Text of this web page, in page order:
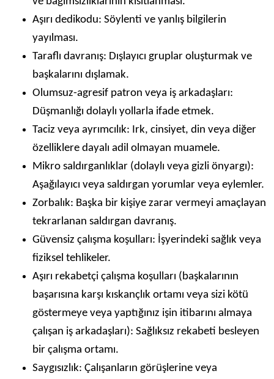
Aşırı dedikodu: Söylenti ve yanlış bilgilerin
yayılması.
Taraflı davranış: Dışlayıcı gruplar oluşturmak ve
başkalarını dışlamak.
Olumsuz-agresif patron veya iş arkadaşları:
Düşmanlığı dolaylı yollarla ifade etmek.
Taciz veya ayrımcılık: Irk, cinsiyet, din veya diğer
özelliklere dayalı adil olmayan muamele.
Mikro saldırganlıklar (dolaylı veya gizli önyargı):
Aşağılayıcı veya saldırgan yorumlar veya eylemler.
Zorbalık: Başka bir kişiye zarar vermeyi amaçlayan
tekrarlanan saldırgan davranış.
Güvensiz çalışma koşulları: İşyerindeki sağlık veya
fiziksel tehlikeler.
Aşırı rekabetçi çalışma koşulları (başkalarının
başarısına karşı kıskançlık ortamı veya sizi kötü
göstermeye veya yaptığınız işin itibarını almaya
çalışan iş arkadaşları): Sağlıksız rekabeti besleyen
bir çalışma ortamı.
Saygısızlık: Çalışanların görüşlerine veya